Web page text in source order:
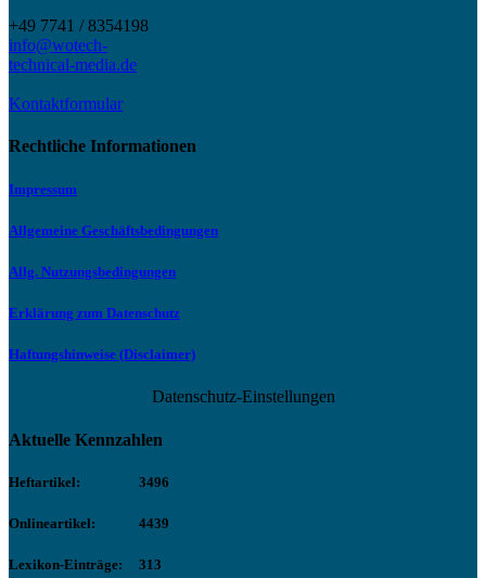
+49 7741 / 8354198
info@wotech-
technical-media.de
Kontaktformular
Rechtliche Informationen
Impressum
Allgemeine Geschäftsbedingungen
Allg. Nutzungsbedingungen
Erklärung zum Datenschutz
Haftungshinweise (Disclaimer)
Datenschutz-Einstellungen
Aktuelle Kennzahlen
Heftartikel: 3496
Onlineartikel: 4439
Lexikon-Einträge: 313